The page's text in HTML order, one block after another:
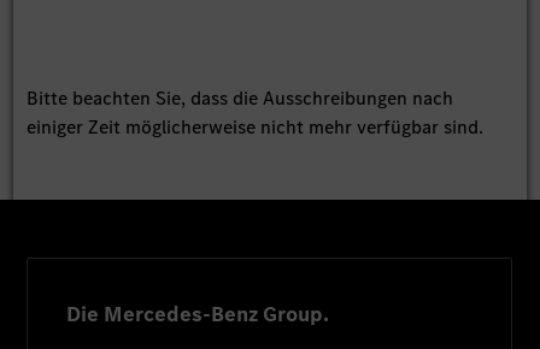
Bitte beachten Sie, dass die Ausschreibungen nach
einiger Zeit möglicherweise nicht mehr verfügbar sind.
Die Mercedes-Benz Group.